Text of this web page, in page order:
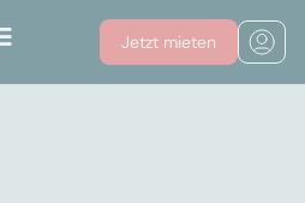
Jetzt mieten